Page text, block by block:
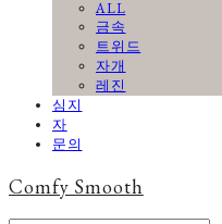
ALL
금속
트위드
자개
레진
심지
자
문의
Comfy Smooth